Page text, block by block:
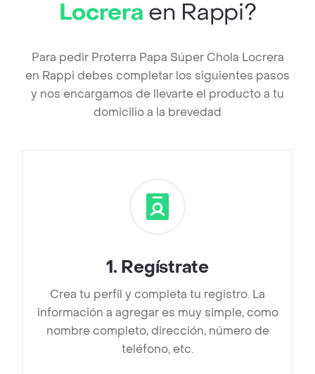
Locrera en Rappi?
Para pedir Proterra Papa Súper Chola Locrera
en Rappi debes completar los siguientes pasos
y nos encargamos de llevarte el producto a tu
domicilio a la brevedad
1. Regístrate
Crea tu perfil y completa tu registro. La
información a agregar es muy simple, como
nombre completo, dirección, número de
teléfono, etc.